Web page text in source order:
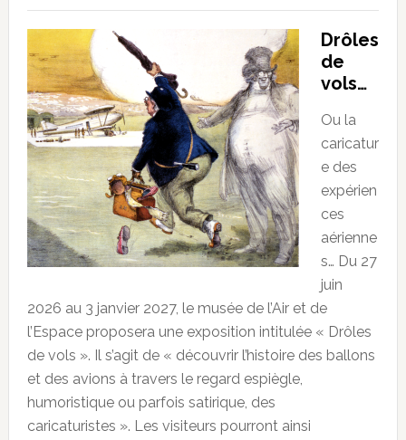
Drôles
de
vols…
Ou la
caricatur
e des
expérien
ces
aérienne
s… Du 27
juin
2026 au 3 janvier 2027, le musée de l’Air et de
l’Espace proposera une exposition intitulée « Drôles
de vols ». Il s’agit de « découvrir l’histoire des ballons
et des avions à travers le regard espiègle,
humoristique ou parfois satirique, des
caricaturistes ». Les visiteurs pourront ainsi